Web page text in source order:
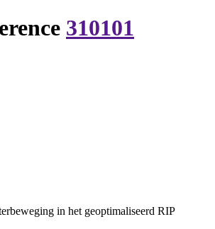
310101
in het geoptimaliseerd RIP